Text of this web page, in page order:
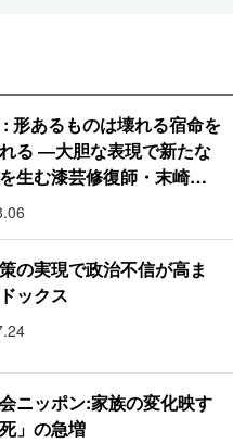
形あるものは壊れる宿命を
る ―大胆な表現で新たな
生む漆芸修復師・末崎広
の実現で政治不信が高ま
ックス
ニッポン:家族の変化映す
」の急増